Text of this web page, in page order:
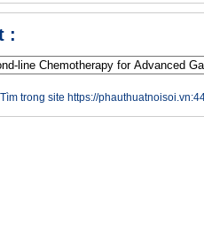
:
Tìm trong site https://